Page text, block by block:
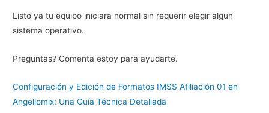
Listo ya tu equipo iniciara normal sin requerir elegir algun
sistema operativo.
Preguntas? Comenta estoy para ayudarte.
Configuración y Edición de Formatos IMSS Afiliación 01 en
Angellomix: Una Guía Técnica Detallada